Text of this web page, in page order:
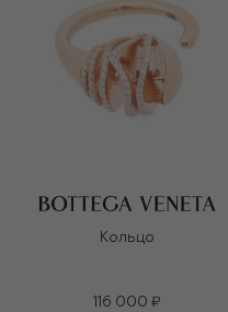
Кольцо
116 000 ₽